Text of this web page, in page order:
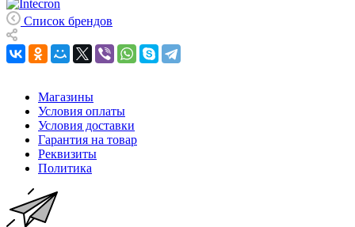
Список брендов
Магазины
Условия оплаты
Условия доставки
Гарантия на товар
Реквизиты
Политика